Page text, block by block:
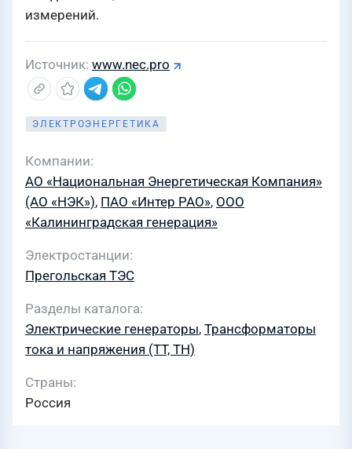
измерений.
Источник www.nec.pro
ЭЛЕКТРОЭНЕРГЕТИКА
Компании
АО «Национальная Энергетическая Компания»
(АО «НЭК»), ПАО «Интер РАО», ООО
«Калининградская генерация»
Электростанции
Прегольская ТЭС
Разделы каталога
Электрические генераторы, Трансформаторы
тока и напряжения (ТТ, ТН)
Страны
Россия